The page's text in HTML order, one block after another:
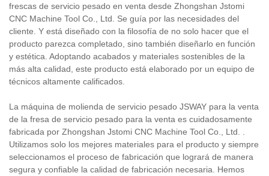
frescas de servicio pesado en venta desde Zhongshan Jstomi
CNC Machine Tool Co., Ltd. Se guía por las necesidades del
cliente. Y está diseñado con la filosofía de no solo hacer que el
producto parezca completado, sino también diseñarlo en función
y estética. Adoptando acabados y materiales sostenibles de la
más alta calidad, este producto está elaborado por un equipo de
técnicos altamente calificados.
La máquina de molienda de servicio pesado JSWAY para la venta
de la fresa de servicio pesado para la venta es cuidadosamente
fabricada por Zhongshan Jstomi CNC Machine Tool Co., Ltd. .
Utilizamos solo los mejores materiales para el producto y siempre
seleccionamos el proceso de fabricación que logrará de manera
segura y confiable la calidad de fabricación necesaria. Hemos